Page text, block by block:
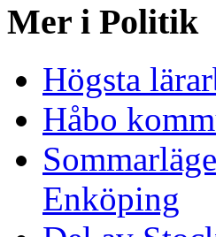
Mer i Politik
Högsta
Håbo
Enköping